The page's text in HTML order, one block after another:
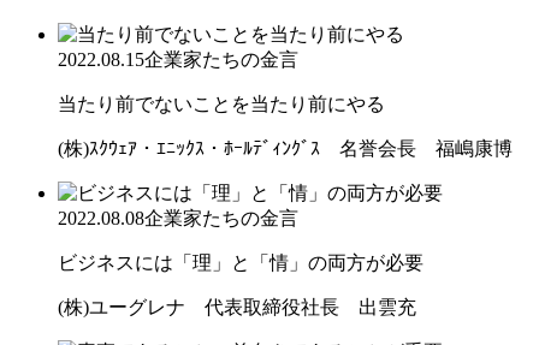
2022.08.15企業家たちの金言
当たり前でないことを当たり前にやる
(株)ｽｸｳｪｱ・ｴﾆｯｸｽ・ﾎｰﾙﾃﾞｨﾝｸﾞｽ 名誉会長 福嶋康博
2022.08.08企業家たちの金言
ビジネスには「理」と「情」の両方が必要
(株)ユーグレナ 代表取締役社長 出雲充